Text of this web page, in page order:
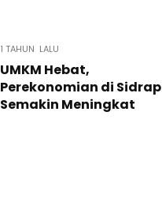
1 TAHUN LALU
UMKM Hebat,
Perekonomian di Sidrap
Semakin Meningkat